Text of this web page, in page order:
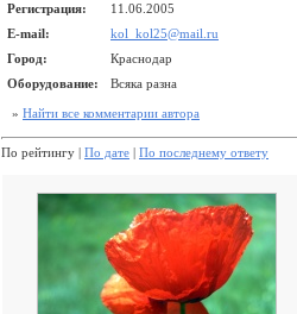
Регистрация:
11.06.2005
E-mail:
kol_kol25@mail.ru
Город:
Краснодар
Оборудование:
Всяка разна
» Найти все комментарии автора
По рейтингу | По дате По последнему ответу